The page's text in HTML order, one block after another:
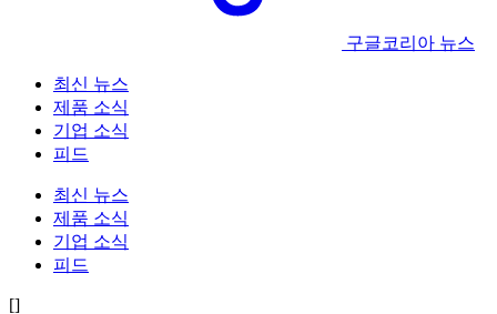
구글코리아 뉴스
최신 뉴스
제품 소식
기업 소식
피드
최신 뉴스
제품 소식
기업 소식
피드
[]